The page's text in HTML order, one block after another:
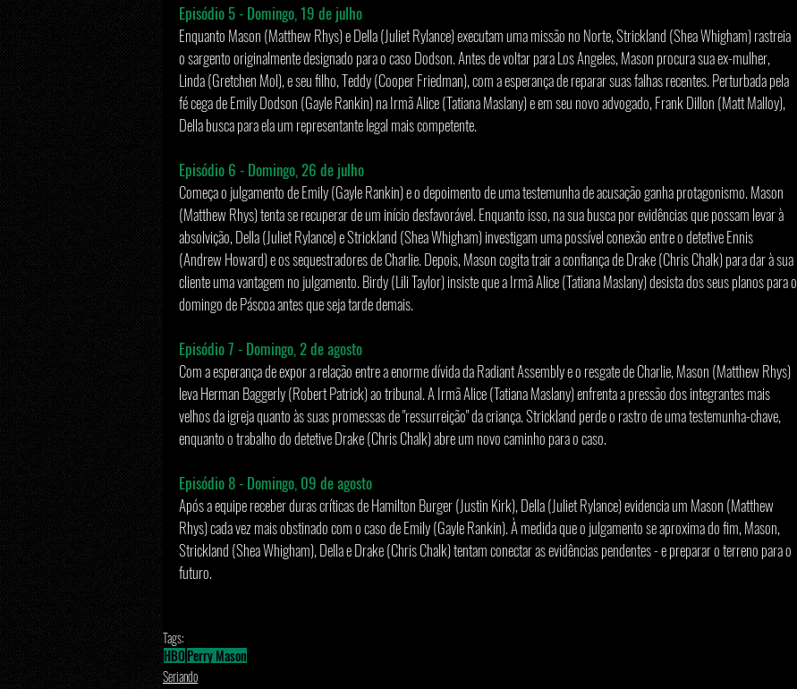
Episódio 5 - Domingo, 19 de julho
Enquanto Mason (Matthew Rhys) e Della (Juliet Rylance) executam uma missão no Norte, Strickland (Shea Whigham) rastreia
o sargento originalmente designado para o caso Dodson. Antes de voltar para Los Angeles, Mason procura sua ex-mulher,
Linda (Gretchen Mol), e seu filho, Teddy (Cooper Friedman), com a esperança de reparar suas falhas recentes. Perturbada pela
fé cega de Emily Dodson (Gayle Rankin) na Irmã Alice (Tatiana Maslany) e em seu novo advogado, Frank Dillon (Matt Malloy),
Della busca para ela um representante legal mais competente.
Episódio 6 - Domingo, 26 de julho
Começa o julgamento de Emily (Gayle Rankin) e o depoimento de uma testemunha de acusação ganha protagonismo. Mason
(Matthew Rhys) tenta se recuperar de um início desfavorável. Enquanto isso, na sua busca por evidências que possam levar à
absolvição, Della (Juliet Rylance) e Strickland (Shea Whigham) investigam uma possível conexão entre o detetive Ennis
(Andrew Howard) e os sequestradores de Charlie. Depois, Mason cogita trair a confiança de Drake (Chris Chalk) para dar à sua
cliente uma vantagem no julgamento. Birdy (Lili Taylor) insiste que a Irmã Alice (Tatiana Maslany) desista dos seus planos para o
domingo de Páscoa antes que seja tarde demais.
Episódio 7 - Domingo, 2 de agosto
Com a esperança de expor a relação entre a enorme dívida da Radiant Assembly e o resgate de Charlie, Mason (Matthew Rhys)
leva Herman Baggerly (Robert Patrick) ao tribunal. A Irmã Alice (Tatiana Maslany) enfrenta a pressão dos integrantes mais
velhos da igreja quanto às suas promessas de "ressurreição" da criança. Strickland perde o rastro de uma testemunha-chave,
enquanto o trabalho do detetive Drake (Chris Chalk) abre um novo caminho para o caso.
Episódio 8 - Domingo, 09 de agosto
Após a equipe receber duras críticas de Hamilton Burger (Justin Kirk), Della (Juliet Rylance) evidencia um Mason (Matthew
Rhys) cada vez mais obstinado com o caso de Emily (Gayle Rankin). À medida que o julgamento se aproxima do fim, Mason,
Strickland (Shea Whigham), Della e Drake (Chris Chalk) tentam conectar as evidências pendentes - e preparar o terreno para o
futuro.
Tags:
HBOPerry Mason
Seriando